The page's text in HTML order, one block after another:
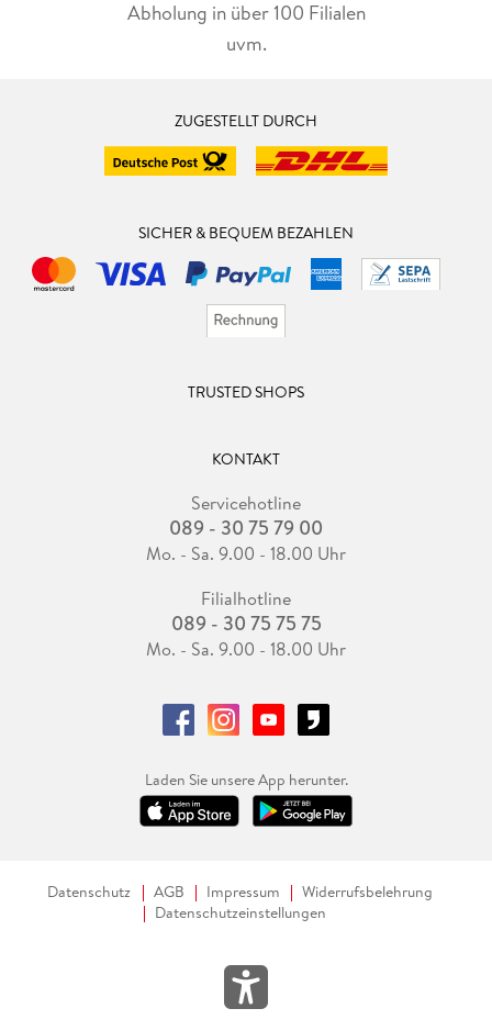
Abholung in über 100 Filialen
uvm.
ZUGESTELLT DURCH
SICHER & BEQUEM BEZAHLEN
TRUSTED SHOPS
KONTAKT
Servicehotline
089 - 30 75 79 00
Mo. - Sa. 9.00 - 18.00 Uhr
Filialhotline
089 - 30 75 75 75
Mo. - Sa. 9.00 - 18.00 Uhr
Laden Sie unsere App herunter.
Datenschutz AGB Impressum
Widerrufsbelehrung
Datenschutzeinstellungen